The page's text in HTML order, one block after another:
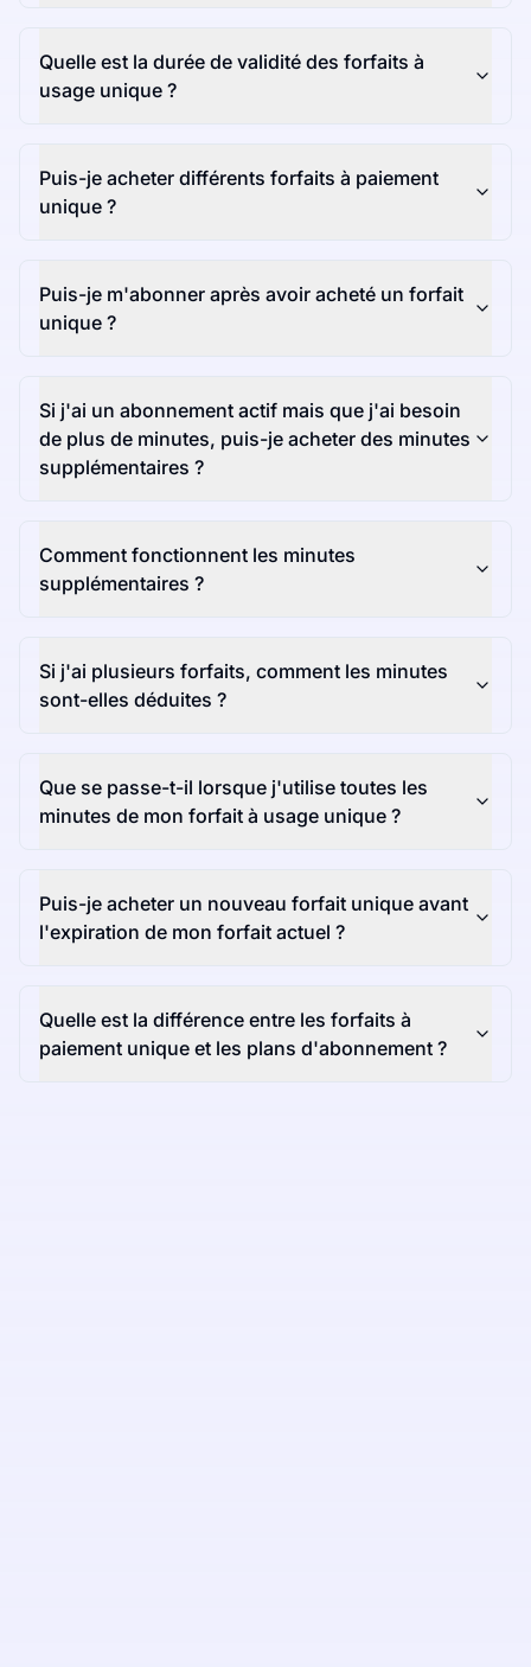
Quelle est la durée de validité des forfaits à
usage unique ?
Puis-je acheter différents forfaits à paiement
unique ?
Puis-je m'abonner après avoir acheté un forfait
unique ?
Si j'ai un abonnement actif mais que j'ai besoin
de plus de minutes, puis-je acheter des minutes
supplémentaires ?
Comment fonctionnent les minutes
supplémentaires ?
Si j'ai plusieurs forfaits, comment les minutes
sont-elles déduites ?
Que se passe-t-il lorsque j'utilise toutes les
minutes de mon forfait à usage unique ?
Puis-je acheter un nouveau forfait unique avant
l'expiration de mon forfait actuel ?
Quelle est la différence entre les forfaits à
paiement unique et les plans d'abonnement ?